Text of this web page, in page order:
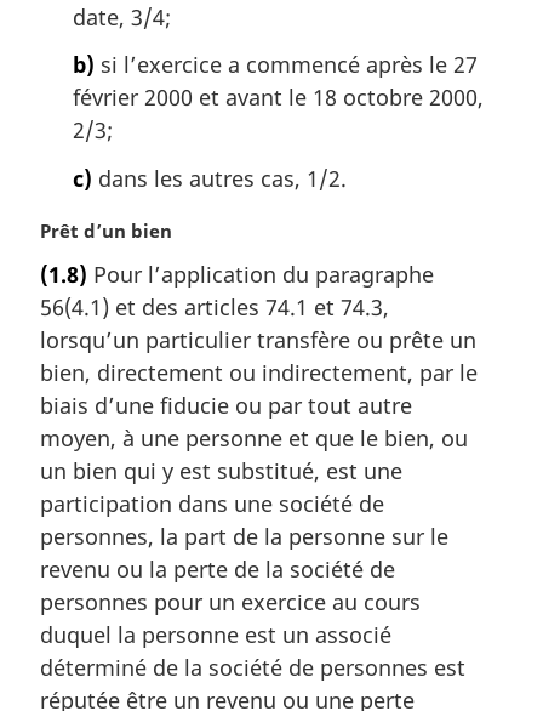
date, 3/4;
b) si l’exercice a commencé après le 27
février 2000 et avant le 18 octobre 2000,
2/3;
c) dans les autres cas, 1/2.
N
t
e
m
a
g
i
n
a
l
e
:
Prêt d’un bien
(1.8) Pour l’application du paragraphe
56(4.1) et des articles 74.1 et 74.3,
lorsqu’un particulier transfère ou prête un
bien, directement ou indirectement, par le
biais d’une fiducie ou par tout autre
moyen, à une personne et que le bien, ou
un bien qui y est substitué, est une
participation dans une société de
personnes, la part de la personne sur le
revenu ou la perte de la société de
personnes pour un exercice au cours
duquel la personne est un associé
déterminé de la société de personnes est
réputée être un revenu ou une perte